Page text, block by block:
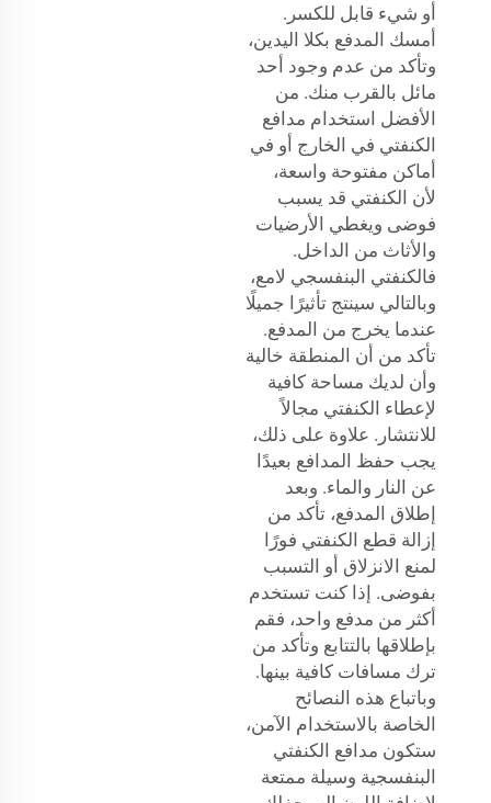
أو شيء قابل للكسر.
أمسك المدفع بكلا اليدين،
وتأكد من عدم وجود أحد
مائل بالقرب منك. من
الأفضل استخدام مدافع
الكنفتي في الخارج أو في
أماكن مفتوحة واسعة،
لأن الكنفتي قد يسبب
فوضى ويغطي الأرضيات
والأثاث من الداخل.
فالكنفتي البنفسجي لامع،
وبالتالي سينتج تأثيرًا جميلًا
عندما يخرج من المدفع.
تأكد من أن المنطقة خالية
وأن لديك مساحة كافية
لإعطاء الكنفتي مجالاً
للانتشار. علاوة على ذلك،
يجب حفظ المدافع بعيدًا
عن النار والماء. وبعد
إطلاق المدفع، تأكد من
إزالة قطع الكنفتي فورًا
لمنع الانزلاق أو التسبب
بفوضى. إذا كنت تستخدم
أكثر من مدفع واحد، فقم
بإطلاقها بالتتابع وتأكد من
ترك مسافات كافية بينها.
وباتباع هذه النصائح
الخاصة بالاستخدام الآمن،
ستكون مدافع الكنفتي
البنفسجية وسيلة ممتعة